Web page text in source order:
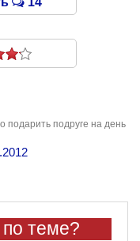
подарить подруге на день
теме?